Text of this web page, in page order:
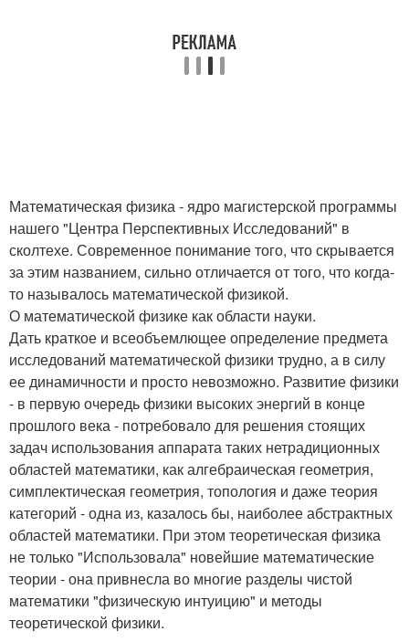
Математическая физика - ядро магистерской программы
нашего "Центра Перспективных Исследований" в
сколтехе. Современное понимание того, что скрывается
за этим названием, сильно отличается от того, что когда-
то называлось математической физикой.
О математической физике как области науки.
Дать краткое и всеобъемлющее определение предмета
исследований математической физики трудно, а в силу
ее динамичности и просто невозможно. Развитие физики
- в первую очередь физики высоких энергий в конце
прошлого века - потребовало для решения стоящих
задач использования аппарата таких нетрадиционных
областей математики, как алгебраическая геометрия,
симплектическая геометрия, топология и даже теория
категорий - одна из, казалось бы, наиболее абстрактных
областей математики. При этом теоретическая физика
не только "Использовала" новейшие математические
теории - она привнесла во многие разделы чистой
математики "физическую интуицию" и методы
теоретической физики.